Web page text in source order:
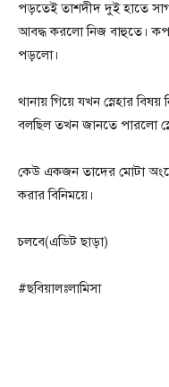
পড়তেই তাশদীদ দুই হাতে
আবদ্ধ করলো নিজ বাহুতে।
পড়লো।
থানায় গিয়ে যখন স্নেহার
বলছিল তখন জানতে পারলো
কেউ একজন তাদের মোটা
করার বিনিময়ে।
চলবে(এডিট ছাড়া)
#ছবিয়ালঃলামিসা